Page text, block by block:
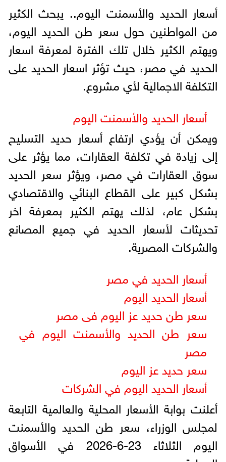
أسعار الحديد والأسمنت اليوم.. يبحث الكثير
من المواطنين حول سعر طن الحديد اليوم،
ويهتم الكثير خلال تلك الفترة لمعرفة اسعار
الحديد في مصر، حيث تؤثر اسعار الحديد على
التكلفة الاجمالية لأي مشروع.
أسعار الحديد والأسمنت اليوم
ويمكن أن يؤدي ارتفاع أسعار حديد التسليح
إلى زيادة في تكلفة العقارات، مما يؤثر على
سوق العقارات في مصر، ويؤثر سعر الحديد
بشكل كبير على القطاع البنائي والاقتصادي
بشكل عام، لذلك يهتم الكثير بمعرفة اخر
تحديثات لأسعار الحديد في جميع المصانع
والشركات المصرية.
أسعار الحديد في مصر
أسعار الحديد اليوم
سعر طن حديد عز اليوم فى مصر
سعر طن الحديد والأسمنت اليوم في
مصر
سعر حديد عز اليوم
أسعار الحديد اليوم في الشركات
أعلنت بوابة الأسعار المحلية والعالمية التابعة
لمجلس الوزراء، سعر طن الحديد والأسمنت
اليوم الثلاثاء 23-6-2026 في الأسواق